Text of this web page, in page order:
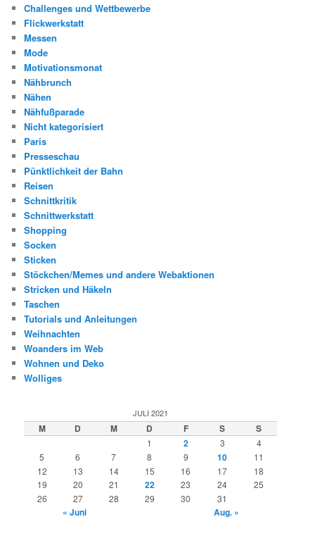
Challenges und Wettbewerbe
Flickwerkstatt
Messen
Mode
Motivationsmonat
Nähbrunch
Nähen
Nähfußparade
Nicht kategorisiert
Paris
Presseschau
Pünktlichkeit der Bahn
Reisen
Schnittkritik
Schnittwerkstatt
Shopping
Socken
Sticken
Stöckchen/Memes und andere Webaktionen
Stricken und Häkeln
Taschen
Tutorials und Anleitungen
Weihnachten
Woanders im Web
Wohnen und Deko
Wolliges
JULI 2021
M D M D F S S
1 2 3
4
5
6 7 8 9 10
11
12
13 14 15 16 17
18
19
20 21 22 23 24
25
26
27 28 29 30 31
« Juni Aug. »